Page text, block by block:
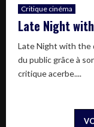
Critique cinéma
Late Night
Late Night with the
du public grâce à
critique acerbe....